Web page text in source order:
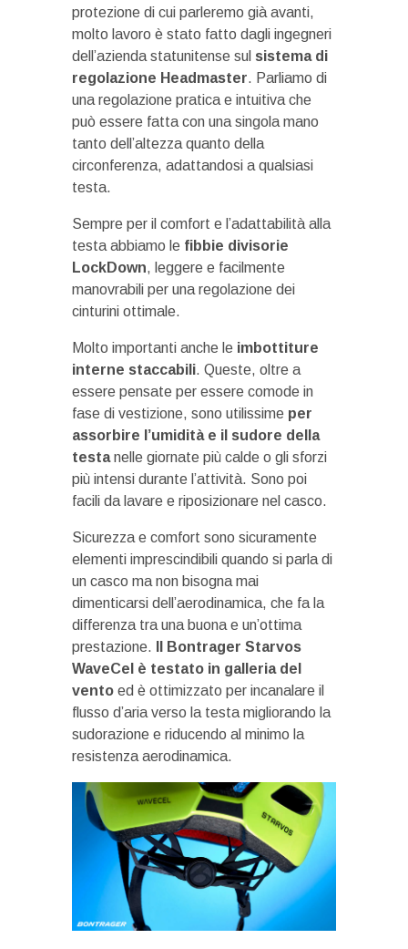
protezione di cui parleremo già avanti,
molto lavoro è stato fatto dagli ingegneri
dell’azienda statunitense sul sistema di
regolazione Headmaster. Parliamo di
una regolazione pratica e intuitiva che
può essere fatta con una singola mano
tanto dell’altezza quanto della
circonferenza, adattandosi a qualsiasi
testa.
Sempre per il comfort e l’adattabilità alla
testa abbiamo le fibbie divisorie
LockDown, leggere e facilmente
manovrabili per una regolazione dei
cinturini ottimale.
Molto importanti anche le imbottiture
interne staccabili. Queste, oltre a
essere pensate per essere comode in
fase di vestizione, sono utilissime per
assorbire l’umidità e il sudore della
testanelle giornate più calde o gli sforzi
più intensi durante l’attività. Sono poi
facili da lavare e riposizionare nel casco.
Sicurezza e comfort sono sicuramente
elementi imprescindibili quando si parla di
un casco ma non bisogna mai
dimenticarsi dell’aerodinamica, che fa la
differenza tra una buona e un’ottima
prestazione.
Il Bontrager Starvos
WaveCel è testato in galleria del
vento ed è ottimizzato per incanalare il
flusso d’aria verso la testa migliorando la
sudorazione e riducendo al minimo la
resistenza aerodinamica.